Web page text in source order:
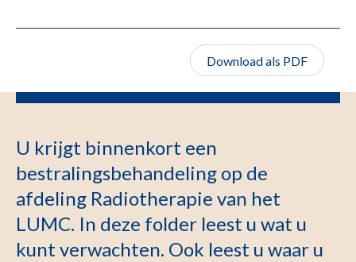
Download als PDF
U krijgt binnenkort een
bestralingsbehandeling op de
afdeling Radiotherapie van het
LUMC. In deze folder leest u wat u
kunt verwachten. Ook leest u waar u